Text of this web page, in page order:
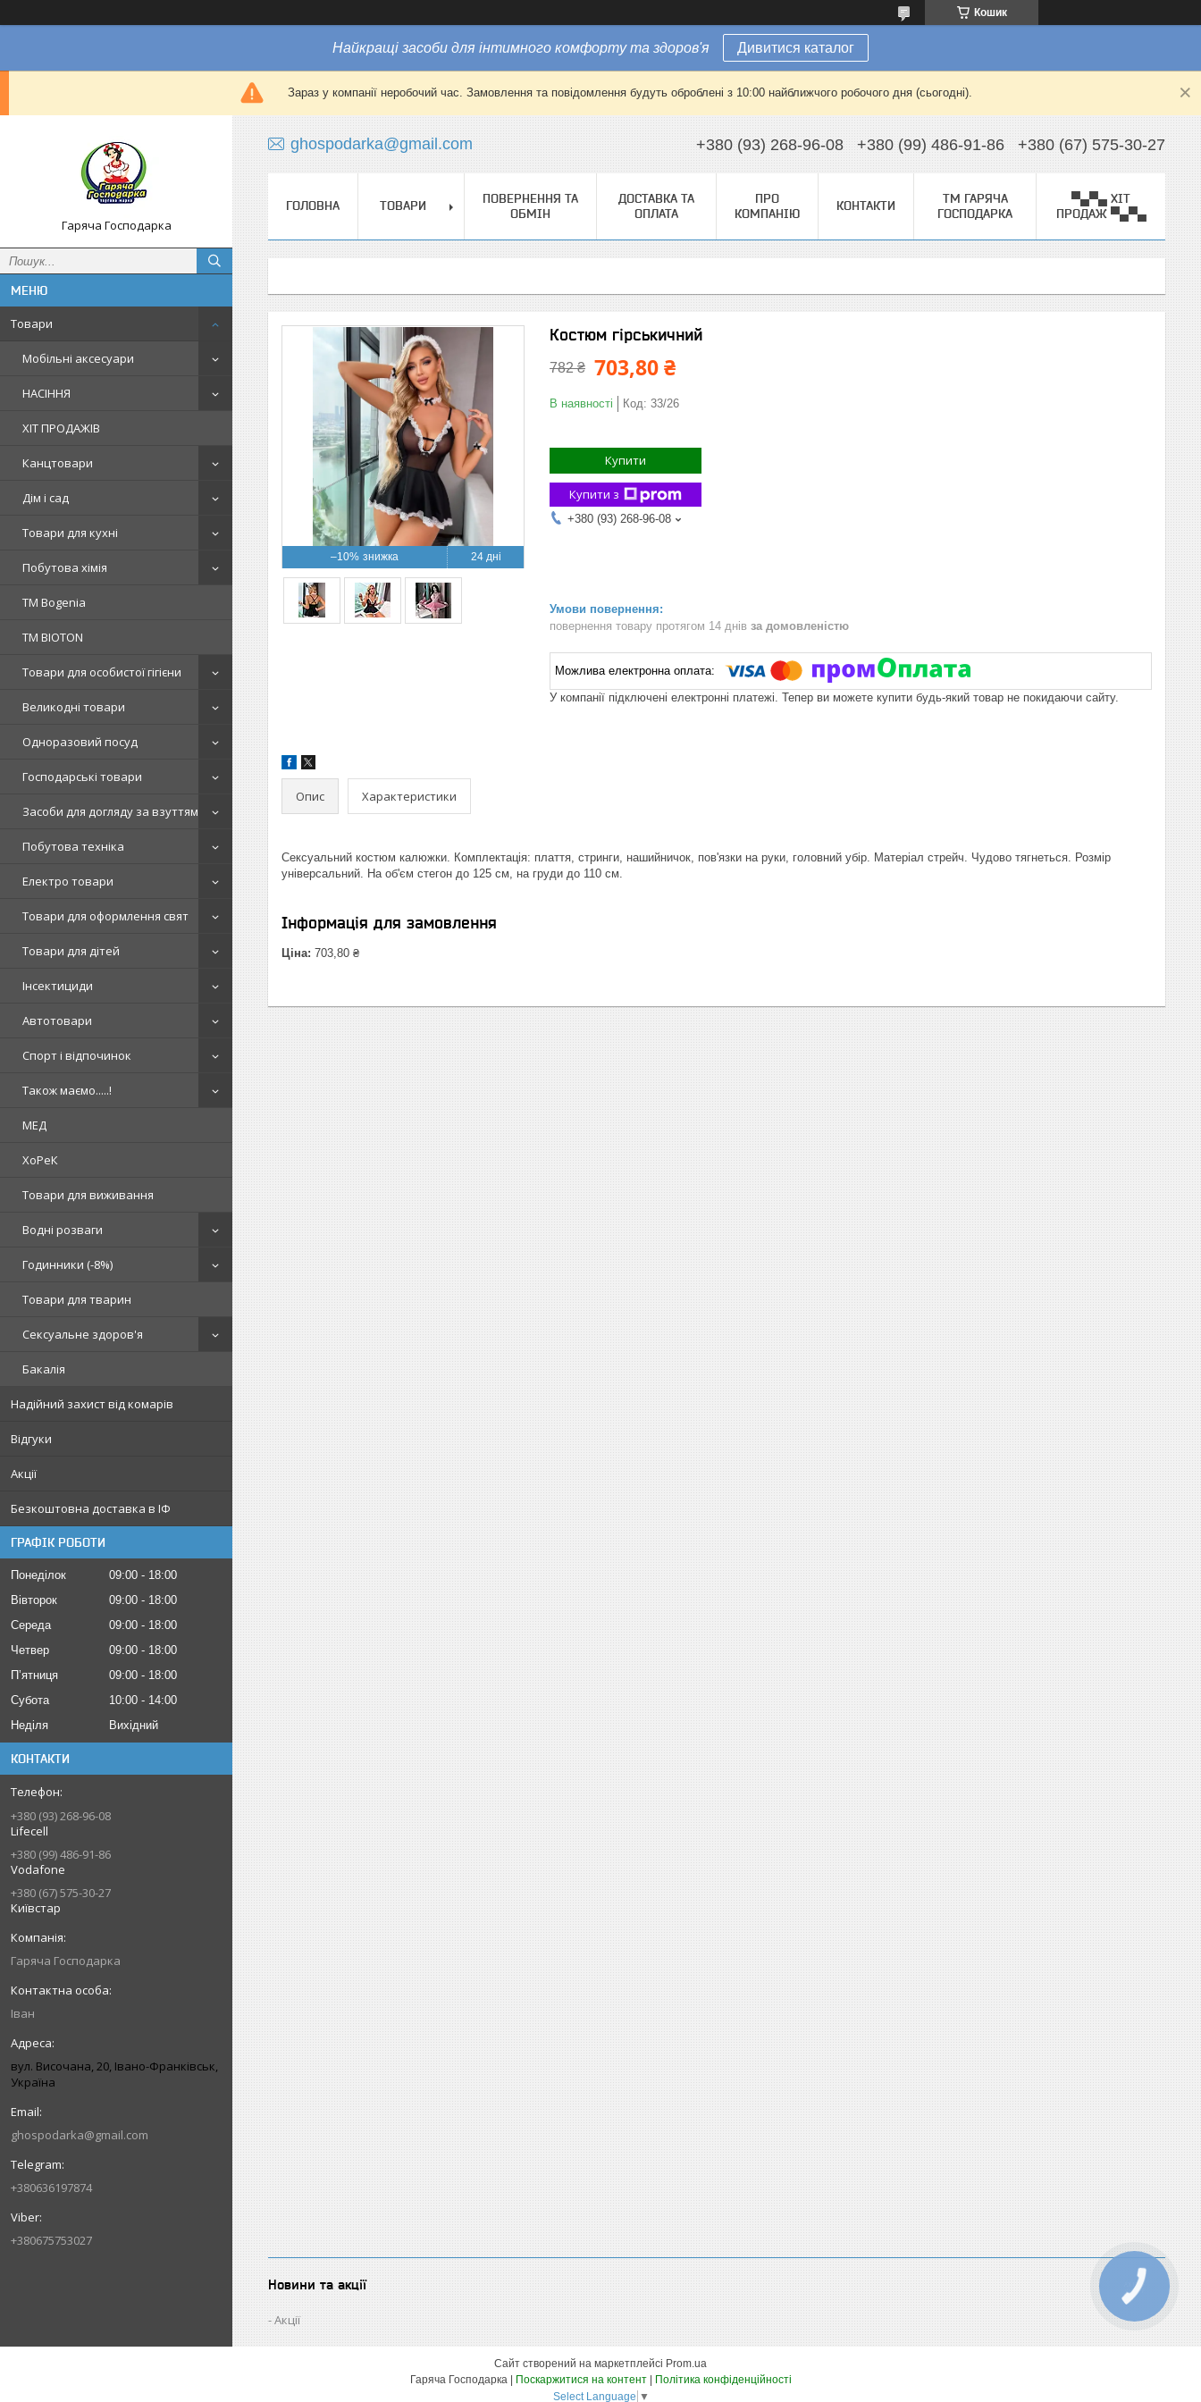
Кошик
Найкращі засоби для інтимного комфорту та здоров'я Дивитися каталог
Зараз у компанії неробочий час. Замовлення та повідомлення будуть оброблені з 10:00 найближчого робочого дня (сьогодні).
Гаряча Господарка
Товари
Мобільні аксесуари
НАСІННЯ
ХІТ ПРОДАЖІВ
Канцтовари
Дім і сад
Товари для кухні
Побутова хімія
ТМ Bogenia
ТМ BIOTON
Товари для особистої гігієни
Великодні товари
Одноразовий посуд
Господарські товари
Засоби для догляду за взуттям
Побутова техніка
Електро товари
Товари для оформлення свят
Товари для дітей
Інсектициди
Автотовари
Спорт і відпочинок
Також маємо.....!
МЕД
ХоРеК
Товари для виживання
Водні розваги
Годинники (-8%)
Товари для тварин
Сексуальне здоров'я
Бакалія
Надійний захист від комарів
Відгуки
Акції
Безкоштовна доставка в ІФ
ГРАФІК РОБОТИ
Понеділок 09:00
18:00
Вівторок
09:00
18:00
Середа
09:00
18:00
Четвер
09:00
18:00
Пʼятниця
09:00
18:00
Субота
10:00
14:00
Неділя
Вихідний
КОНТАКТИ
+380 (93) 268-96-08
Lifecell
+380 (99) 486-91-86
Vodafone
+380 (67) 575-30-27
Київстар
Гаряча Господарка
Іван
вул. Височана, 20, Івано-Франківськ,
Україна
ghospodarka@gmail.com
+380636197874
+380675753027
ghospodarka@gmail.com +380 (93) 268-96-08 +380 (99) 486-91-86 +380 (67) 575-30-27
ГОЛОВНА ТОВАРИ
ПОВЕРНЕННЯ ТА
ОБМІН
ДОСТАВКА ТА
ОПЛАТА
ПРО
КОМПАНІЮ
КОНТАКТИ
ТМ ГАРЯЧА
ГОСПОДАРКА
▀▄▀▄ ХІТ
ПРОДАЖ ▀▄▀▄
–10% 24 дні
Костюм гірськичний
782 ₴ 703,80 ₴
В наявності Код: 33/26
Купити
Купити з
+380 (93) 268-96-08
повернення товару протягом 14 днів за домовленістю
У компанії підключені електронні платежі. Тепер ви можете купити будь-який товар не покидаючи сайту.
Опис Характеристики
Сексуальний костюм калюжки. Комплектація: плаття, стринги, нашийничок, пов'язки на руки, головний убір. Матеріал стрейч. Чудово тягнеться. Розмір
універсальний. На об'єм стегон до 125 см, на груди до 110 см.
Інформація для замовлення
Ціна: 703,80 ₴
Новини та акції
Акції
Сайт створений на маркетплейсі Prom.ua
Поскаржитися на контент
Політика конфіденційності
Select Language ▼